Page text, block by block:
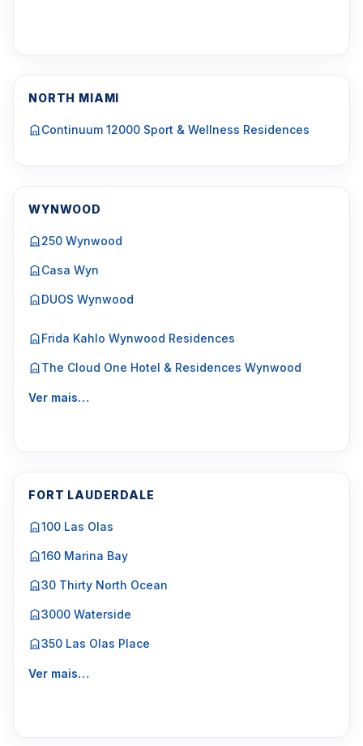
NORTH MIAMI
Continuum 12000 Sport & Wellness Residences
WYNWOOD
250 Wynwood
Casa Wyn
DUOS Wynwood
Frida Kahlo Wynwood Residences
The Cloud One Hotel & Residences Wynwood
Ver mais…
FORT LAUDERDALE
100 Las Olas
160 Marina Bay
30 Thirty North Ocean
3000 Waterside
350 Las Olas Place
Ver mais…